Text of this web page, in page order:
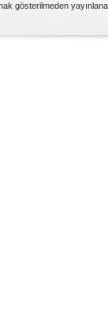
gösterilmeden